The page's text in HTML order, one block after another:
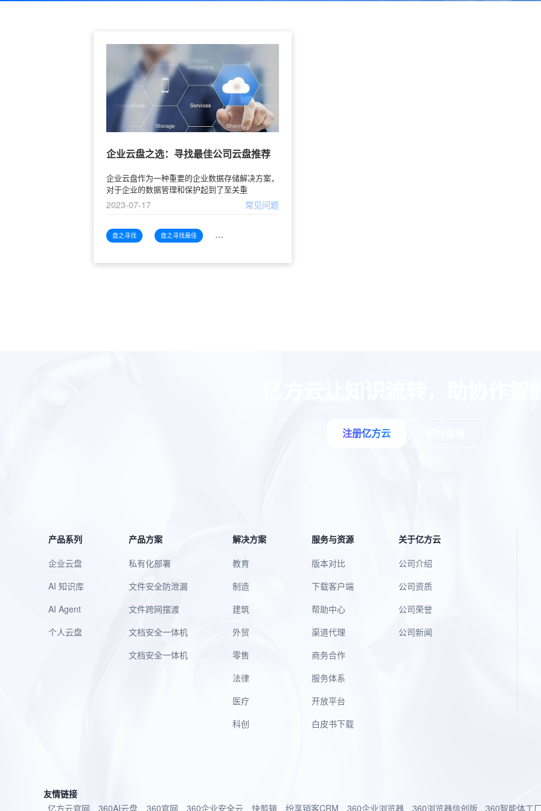
企业云盘之选：寻找最佳公司云盘推荐
企业云盘作为一种重要的企业数据存储解决方案，
对于企业的数据管理和保护起到了至关重
2023-07-17 常见问题
盘之寻找 盘之寻找最佳 盘之寻找最佳公司
注册亿方云
产品系列
企业云盘
AI 知识库
AI Agent
个人云盘
产品方案
私有化部署
文件安全防泄漏
文件跨网摆渡
文档安全一体机
文档安全一体机
解决方案
教育
制造
建筑
外贸
零售
法律
医疗
科创
服务与资源
版本对比
下载客户端
帮助中心
渠道代理
商务合作
服务体系
开放平台
白皮书下载
关于亿方云
公司介绍
公司资质
公司荣誉
公司新闻
友情链接
亿方云官网
360AI云盘 360官网 360企业安全云 快剪辑 纷享销客CRM 360企业浏览器 360浏览器信创版 360智能体工